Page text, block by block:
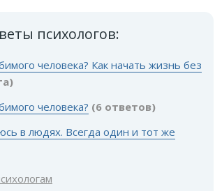
психологов:
человека? Как начать жизнь без
человека? (6 ответов)
в людях. Всегда один и тот же